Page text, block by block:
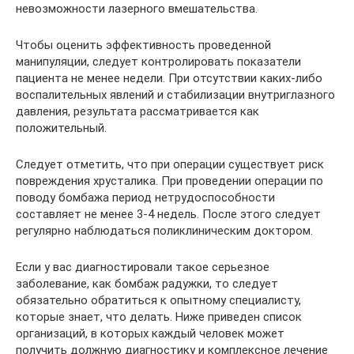
невозможности лазерного вмешательства.
Чтобы оценить эффективность проведенной
манипуляции, следует контролировать показатели
пациента не менее недели. При отсутствии каких-либо
воспалительных явлений и стабилизации внутриглазного
давления, результата рассматривается как
положительный.
Следует отметить, что при операции существует риск
повреждения хрусталика. При проведении операции по
поводу бомбажа период нетрудоспособности
составляет не менее 3-4 недель. После этого следует
регулярно наблюдаться поликлиническим доктором.
Если у вас диагностировали такое серьезное
заболевание, как бомбаж радужки, то следует
обязательно обратиться к опытному специалисту,
которые знает, что делать. Ниже приведен список
организаций, в которых каждый человек может
получить должную диагностику и комплексное лечение